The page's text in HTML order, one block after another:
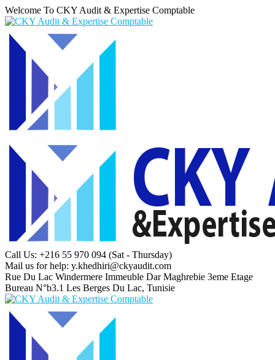
Welcome To CKY Audit & Expertise Comptable
Call Us: +216 55 970 094 (Sat - Thursday)
Mail us for help: y.khedhiri@ckyaudit.com
Rue Du Lac Windermere Immeuble Dar Maghrebie 3eme Etage
Bureau N°b3.1 Les Berges Du Lac, Tunisie